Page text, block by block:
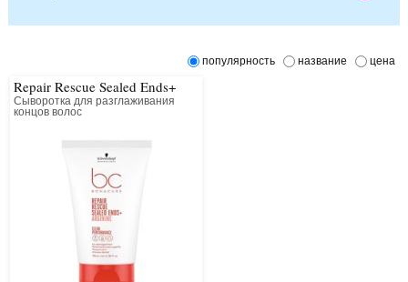
популярность название цена
Repair Rescue Sealed Ends+
Сыворотка для разглаживания
концов волос